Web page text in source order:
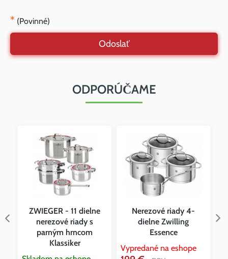
* (Povinné)
Odoslať
ODPORÚČAME
ZWIEGER - 11 dielne
nerezové riady s
parným hrncom
Klassiker
Nerezové riady 4-
dielne Zwilling
Essence
Vypredané na eshope